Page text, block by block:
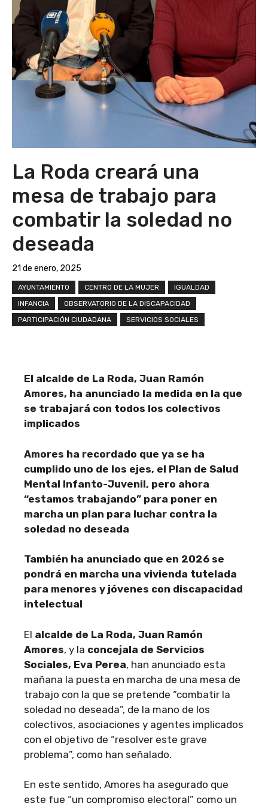
La Roda creará una
mesa de trabajo para
combatir la soledad no
deseada
21 de enero, 2025
AYUNTAMIENTO CENTRO DE LA MUJER
IGUALDAD
INFANCIA
OBSERVATORIO DE LA DISCAPACIDAD
PARTICIPACIÓN CIUDADANA
SERVICIOS SOCIALES
El alcalde de La Roda, Juan Ramón
Amores, ha anunciado la medida en la que
se trabajará con todos los colectivos
implicados
Amores ha recordado que ya se ha
cumplido uno de los ejes, el Plan de Salud
Mental Infanto-Juvenil, pero ahora
“estamos trabajando” para poner en
marcha un plan para luchar contra la
soledad no deseada
También ha anunciado que en 2026 se
pondrá en marcha una vivienda tutelada
para menores y jóvenes con discapacidad
intelectual
El alcalde de La Roda, Juan Ramón
Amores, y la concejala de Servicios
Sociales, Eva Perea, han anunciado esta
mañana la puesta en marcha de una mesa de
trabajo con la que se pretende “combatir la
soledad no deseada”, de la mano de los
colectivos, asociaciones y agentes implicados
con el objetivo de “resolver este grave
problema”, como han señalado.
En este sentido, Amores ha asegurado que
este fue “un compromiso electoral” como un